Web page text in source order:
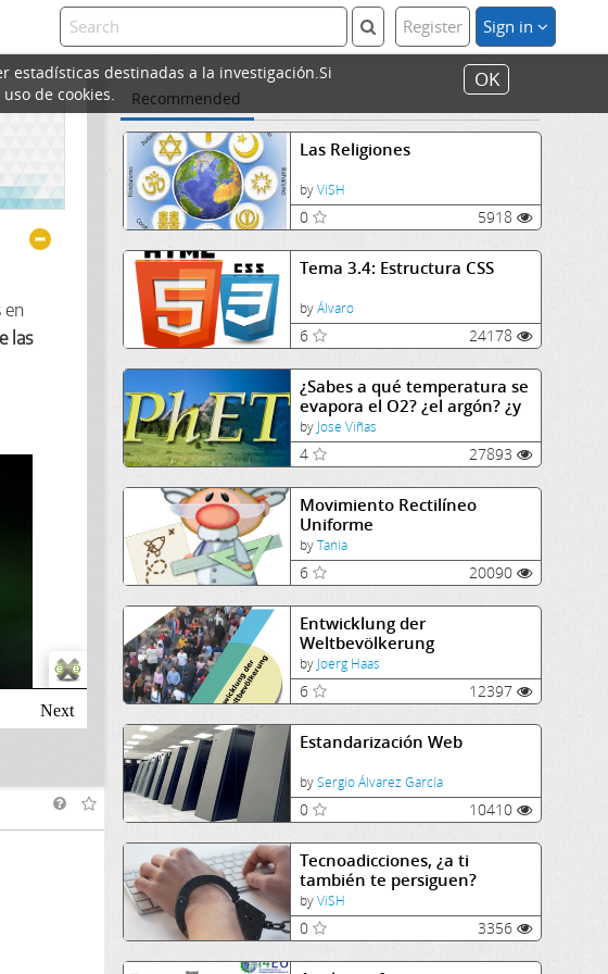
estadísticas destinadas a la investigación.Si
de cookies.
OK
Register Sign in
Recommended
Las Religiones
byViSH
0 5918
Tema 3.4: Estructura CSS
byÁlvaro
6 24178
¿Sabes a qué temperatura se
evapora el O2? ¿el argón? ¿y
el agua?
by Jose Viñas
4 27893
Movimiento Rectilíneo
Uniforme
byTania
6 20090
Entwicklung der
Weltbevölkerung
by Joerg Haas
6 12397
Estandarización Web
bySergio Álvarez García
0 10410
Tecnoadicciones, ¿a ti
también te persiguen?
byViSH
0 3356